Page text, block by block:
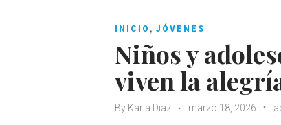
INICIO , JÓVENES
Niños y
viven la
By Karla Diaz marzo 18, 2026